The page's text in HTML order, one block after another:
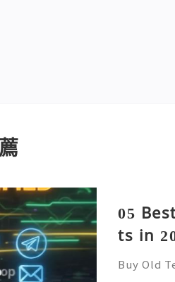
05
ts in
Buy Old